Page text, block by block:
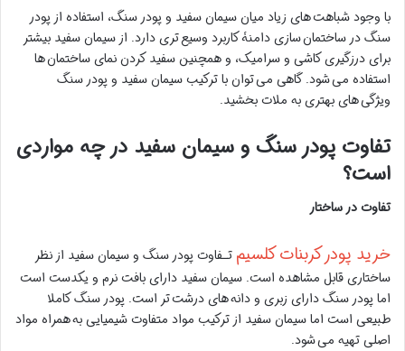
با وجود شباهت های زیاد میان سیمان سفید و پودر سنگ، استفاده از پودر
سنگ در ساختمان سازی دامنۀ کاربرد وسیع تری دارد. از سیمان سفید بیشتر
برای درزگیری کاشی و سرامیک، و همچنین سفید کردن نمای ساختمان ها
استفاده می شود. گاهی می توان با ترکیب سیمان سفید و پودر سنگ
ویژگی های بهتری به ملات بخشید.
تفاوت پودر سنگ و سیمان سفید در چه مواردی
است؟
تفاوت در ساختار
خرید پودر کربنات کلسیم تـفاوت پودر سنگ و سیمان سفید از نظر
ساختاری قابل مشاهده است. سیمان سفید دارای بافت نرم و یکدست است
اما پودر سنگ دارای زبری و دانه های درشت تر است. پودر سنگ کاملا
طبیعی است اما سیمان سفید از ترکیب مواد متفاوت شیمیایی به همراه مواد
اصلی تهیه می شود.